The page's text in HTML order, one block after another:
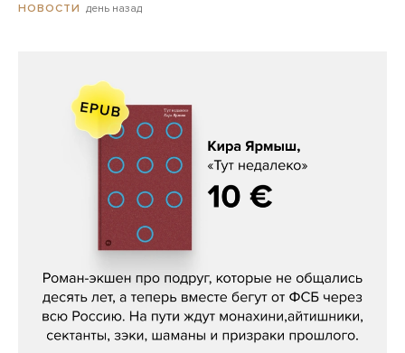
НОВОСТИ день назад
Кира Ярмыш, «Тут недалеко»